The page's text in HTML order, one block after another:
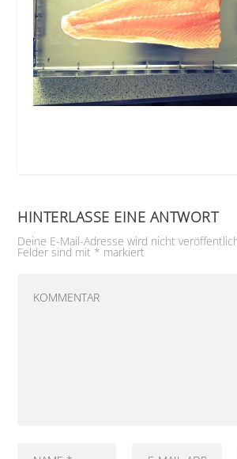
HINTERLASSE EINE ANTWORT
Deine E-Mail-Adresse wird nicht
Felder sind mit * markiert